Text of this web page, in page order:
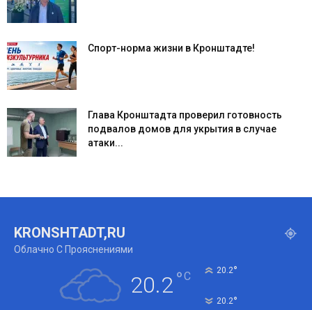
Спорт-норма жизни в Кронштадте!
Глава Кронштадта проверил готовность
подвалов домов для укрытия в случае
атаки...
KRONSHTADT,RU
Облачно С Прояснениями
20.2°C 20.2°
20.2°